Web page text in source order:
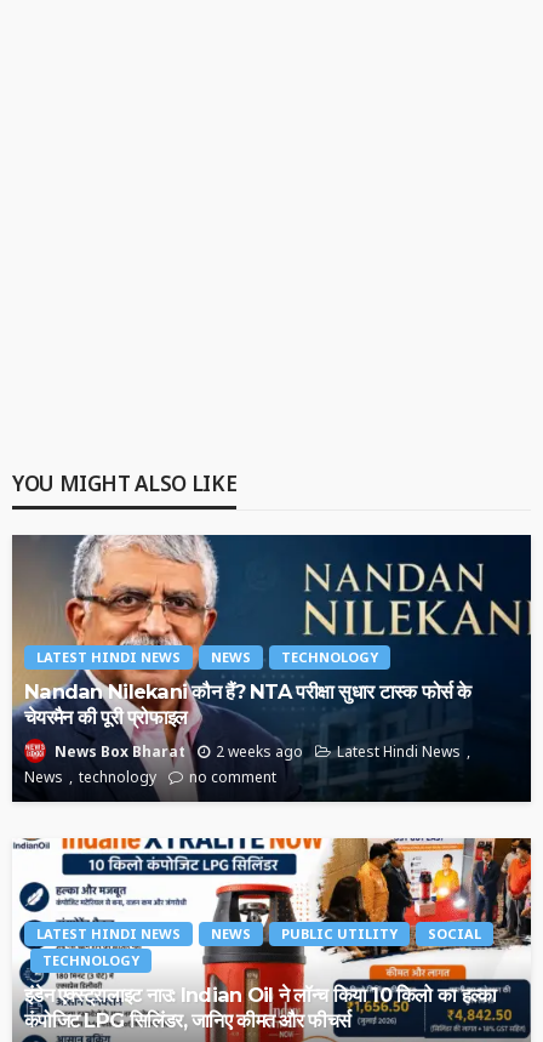
YOU MIGHT ALSO LIKE
LATEST HINDI NEWS NEWS TECHNOLOGY
Nandan Nilekani कौन हैं? NTA परीक्षा सुधार टास्क फोर्स के
चेयरमैन की पूरी प्रोफाइल
News Box Bharat 2 weeks ago
Latest Hindi News
News
technology no comment
LATEST HINDI NEWS NEWS PUBLIC UTILITY
SOCIAL
TECHNOLOGY
इंडेन एक्स्ट्रालाइट नाउ: Indian Oil ने लॉन्च किया 10 किलो का हल्का
कंपोजिट LPG सिलिंडर, जानिए कीमत और फीचर्स